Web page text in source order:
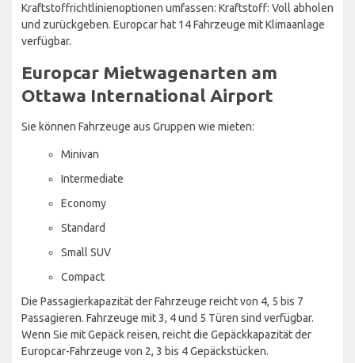
Kraftstoffrichtlinienoptionen umfassen: Kraftstoff: Voll abholen
und zurückgeben. Europcar hat 14 Fahrzeuge mit Klimaanlage
verfügbar.
Europcar Mietwagenarten am
Ottawa International Airport
Sie können Fahrzeuge aus Gruppen wie mieten:
Minivan
Intermediate
Economy
Standard
Small SUV
Compact
Die Passagierkapazität der Fahrzeuge reicht von 4, 5 bis 7
Passagieren. Fahrzeuge mit 3, 4 und 5 Türen sind verfügbar.
Wenn Sie mit Gepäck reisen, reicht die Gepäckkapazität der
Europcar-Fahrzeuge von 2, 3 bis 4 Gepäckstücken.